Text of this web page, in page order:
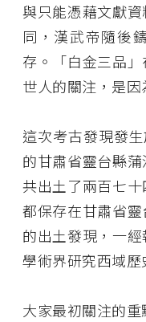
與只能憑藉文獻
同，漢武帝隨後
存。「白金三品
世人的關注，是因
這次考古發現發
的甘肅省靈台縣
共出土了兩百七
都保存在甘肅省
的出土發現，一
學術界研究西域歷
大家最初關注的重